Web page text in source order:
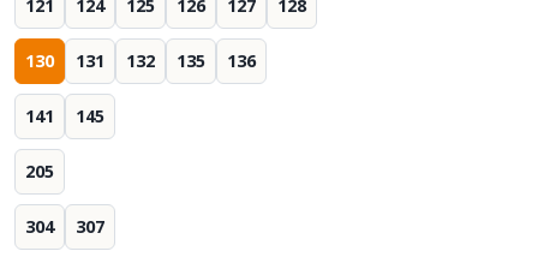
121 124 125 126 127 128
130 131 132 135 136
141 145
205
304 307